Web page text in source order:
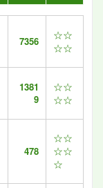
7356
☆☆
☆☆
1381
9
☆☆
☆☆
478
☆☆
☆☆
☆